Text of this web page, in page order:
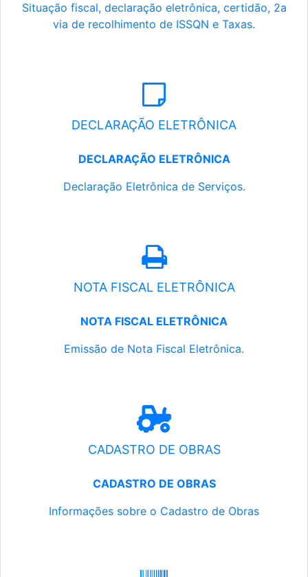
Situação fiscal, declaração eletrônica, certidão, 2a
via de recolhimento de ISSQN e Taxas.
DECLARAÇÃO ELETRÔNICA
DECLARAÇÃO ELETRÔNICA
Declaração Eletrônica de Serviços.
NOTA FISCAL ELETRÔNICA
NOTA FISCAL ELETRÔNICA
Emissão de Nota Fiscal Eletrônica.
CADASTRO DE OBRAS
CADASTRO DE OBRAS
Informações sobre o Cadastro de Obras